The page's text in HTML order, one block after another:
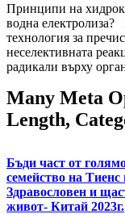
Принципи на
водна електролиза?
технология за
неселективната
радикали върху
Many Meta
Length,
Бъди част от
семейство на Тиенс
Здравословен и
живот- Китай 2023г.